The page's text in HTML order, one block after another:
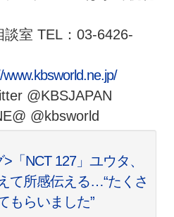
室 TEL：03-6426-
www.kbsworld.ne.jp/
@KBSJAPAN
@kbsworld
「NCT 127」ユウタ、
て所感伝える…“たくさ
もらいました”